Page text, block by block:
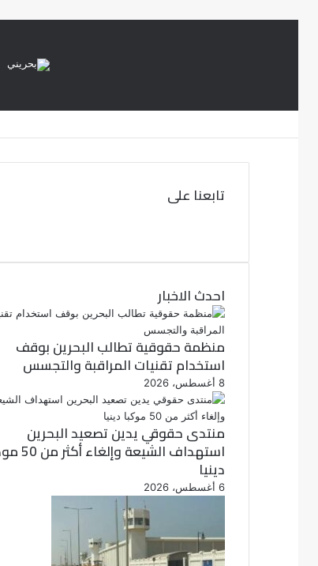
تابعنا على
ب
ك
ي
ر
احدث الاخبار
منظمة حقوقية تطالب البحرين بوقف
استخدام تقنيات المراقبة والتجسس
8 أغسطس، 2026
منتدى حقوقي يدين تصعيد البحرين
استهداف الشيعة
دينيا
6 أغسطس، 2026